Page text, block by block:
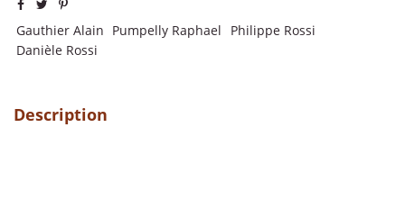
Gauthier Alain Pumpelly Raphael
Philippe Rossi
Danièle Rossi
Description